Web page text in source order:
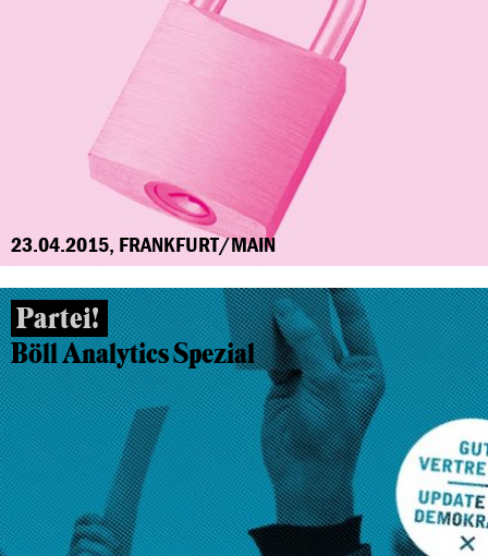
23.04.2015, FRANKFURT/MAIN
Partei!
Böll Analytics Spezial